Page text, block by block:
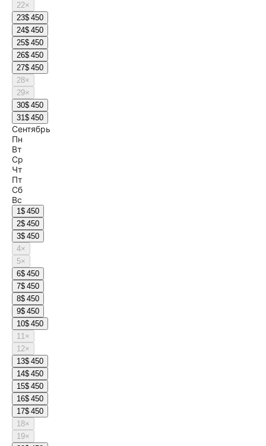
22×
23$ 450
24$ 450
25$ 450
26$ 450
27$ 450
28×
29×
30$ 450
31$ 450
Сентябрь
Пн
Вт
Ср
Чт
Пт
Сб
Вс
1$ 450
2$ 450
3$ 450
4×
5×
6$ 450
7$ 450
8$ 450
9$ 450
10$ 450
11×
12×
13$ 450
14$ 450
15$ 450
16$ 450
17$ 450
18×
19×